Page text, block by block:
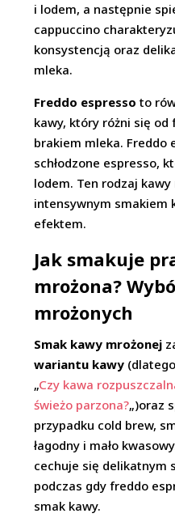
i lodem, a następnie
cappuccino
konsystencją oraz
mleka.
Freddo espresso to
kawy, który różni się
brakiem mleka. Freddo
schłodzone espresso,
lodem. Ten rodzaj
intensywnym smakiem
efektem.
Jak smakuje
mrożona?
mrożonych
Smak kawy mrożonej
wariantu kawy
„Czy kawa
świeżo parzona?„)oraz
przypadku cold brew,
łagodny i mało
cechuje się delikatnym
podczas gdy freddo
smak kawy.